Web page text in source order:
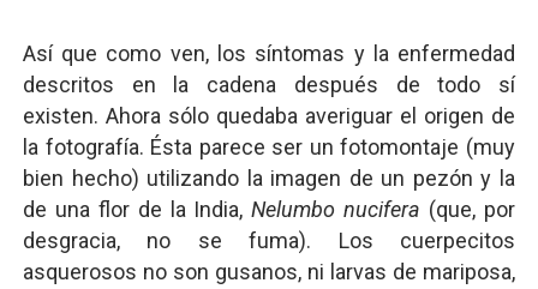
Así que como ven, los síntomas y la enfermedad
descritos en la cadena después de todo sí
existen. Ahora sólo quedaba averiguar el origen de
la fotografía. Ésta parece ser un fotomontaje (muy
bien hecho) utilizando la imagen de un pezón y la
de una flor de la India,Nelumbo nucifera (que, por
desgracia, no se fuma). Los cuerpecitos
asquerosos no son gusanos, ni larvas de mariposa,